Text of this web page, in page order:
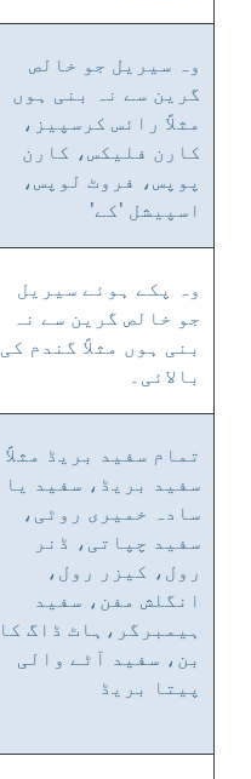
وہ سیریل جو خالص
گرین سے نہ بنی ہوں
مثلاً رائس کرسپیز،
کارن فلیکس، کارن
پوپس، فروٹ لوپس،
اسپیشل 'کے'
وہ پکے ہوئے سیریل
جو خالص گرین سے نہ
بنی ہوں مثلاً گندم کی
بالائی۔
تمام سفید بریڈ مثلاً
سفید بریڈ، سفید یا
سادہ خمیری روٹی،
سفید چپاتی، ڈنر
رول، کیزر رول،
انگلش مفن، سفید
ہیمبرگر،ہاٹ ڈاگ کا
بن، سفید آٹے والی
پیتا بریڈ